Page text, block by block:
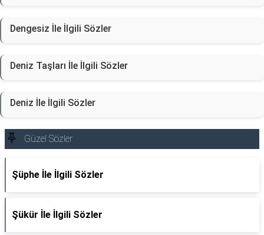
Dengesiz İle İlgili Sözler
Deniz Taşları İle İlgili Sözler
Deniz İle İlgili Sözler
Güzel Sözler
Şüphe İle İlgili Sözler
Şükür İle İlgili Sözler